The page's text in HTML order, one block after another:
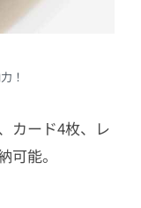
！
カード4枚、レ
能。